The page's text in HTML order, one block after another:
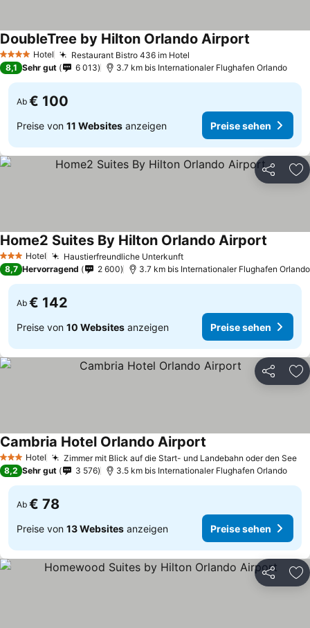
4 Sterne Hotel Restaurant Bistro 436 im Hotel
DoubleTree by Hilton Orlando Airport
8,1 Sehr gut 6 013 3.7 km bis Internationaler Flughafen Orlando
Ab € 100
Preise von 11 Websites anzeigen Preise sehen
Teilen
3 SterneHotel Haustierfreundliche UnterkunftPreise sehen
Home2 Suites By Hilton Orlando Airport
8,7 Hervorragend 2 600 3.7 km bis Internationaler Flughafen Orlando
Ab € 142
Preise von 10 Websites anzeigen Preise sehen
Teilen
3 SterneHotel Zimmer mit Blick auf die Start- und Landebahn oder den See
Cambria Hotel Orlando Airport
8,2 Sehr gut 3 576 3.5 km bis Internationaler Flughafen Orlando
Ab € 78
Preise von 13 Websites anzeigen Preise sehen
Teilen